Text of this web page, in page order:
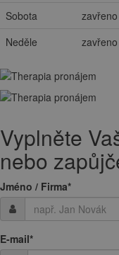
Sobota
zavřeno
Neděle
zavřeno
Vyplněte
nebo
Jméno / Firma*
E-mail*